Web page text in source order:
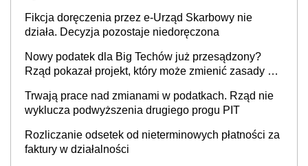
Fikcja doręczenia przez e-Urząd Skarbowy nie
działa. Decyzja pozostaje niedoręczona
Nowy podatek dla Big Techów już przesądzony?
Rząd pokazał projekt, który może zmienić zasady gry
Trwają prace nad zmianami w podatkach. Rząd nie
wyklucza podwyższenia drugiego progu PIT
Rozliczanie odsetek od nieterminowych płatności za
faktury w działalności